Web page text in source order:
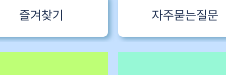
즐겨찾기 자주묻는질문